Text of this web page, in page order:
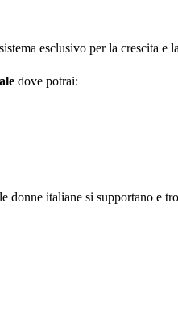
esclusivo per la crescita
dove potrai:
donne italiane si supportano e